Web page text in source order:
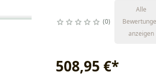
0
Alle
anzeigen
508,95 €*